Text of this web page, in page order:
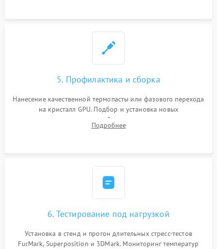
5. Профилактика и сборка
Нанесение качественной термопасты или фазового перехода
на кристалл GPU. Подбор и установка новых
термопрокладок правильной толщины на память и цепи
питания. Монтаж радиатора и бэкплейта, подключение и
Подробнее
6. Тестирование под нагрузкой
Установка в стенд и прогон длительных стресс-тестов
FurMark, Superposition и 3DMark. Мониторинг температур